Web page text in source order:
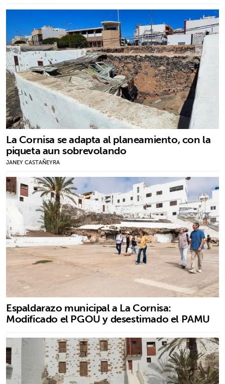
La Cornisa se adapta al planeamiento, con la
piqueta aun sobrevolando
JANEY CASTAÑEYRA
Espaldarazo municipal a La Cornisa:
Modificado el PGOU y desestimado el PAMU